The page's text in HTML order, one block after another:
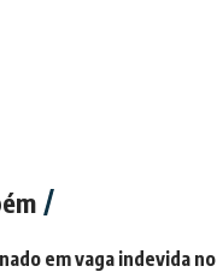
em vaga indevida